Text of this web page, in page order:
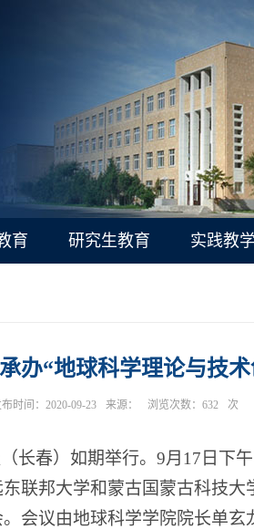
育 研究生教育 实践教学
办“地球科学理论与技
时间：2020-09-23 来源： 浏览次数： 632 次
长春）如期举行。 9月 17 日下
联邦大学和蒙古国蒙古科技大
会议由地球科学学院院长单玄